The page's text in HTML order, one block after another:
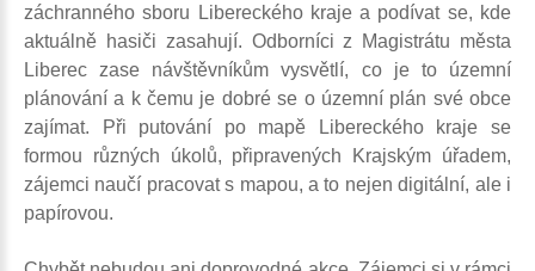
záchranného sboru Libereckého kraje a podívat se, kde
aktuálně hasiči zasahují. Odborníci z Magistrátu města
Liberec zase návštěvníkům vysvětlí, co je to územní
plánování a k čemu je dobré se o územní plán své obce
zajímat. Při putování po mapě Libereckého kraje se
formou různých úkolů, připravených Krajským úřadem,
zájemci naučí pracovat s mapou, a to nejen digitální, ale i
papírovou.